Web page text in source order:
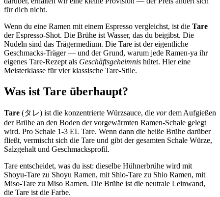
für dich nicht.
Wenn du eine Ramen mit einem Espresso vergleichst, ist die Tare
der Espresso-Shot. Die Brühe ist Wasser, das du beigibst. Die
Nudeln sind das Trägermedium. Die Tare ist der eigentliche
Geschmacks-Träger — und der Grund, warum jede Ramen-ya ihr
eigenes Tare-Rezept als Geschäftsgeheimnis hütet. Hier eine
Meisterklasse für vier klassische Tare-Stile.
Was ist Tare überhaupt?
Tare (タレ) ist die konzentrierte Würzsauce, die vordem Aufgießen
der Brühe an den Boden der vorgewärmten Ramen-Schale gelegt
wird. Pro Schale 1-3 EL Tare. Wenn dann die heiße Brühe darüber
fließt, vermischt sich die Tare und gibt der gesamten Schale Würze,
Salzgehalt und Geschmacksprofil.
Tare entscheidet, was du isst: dieselbe Hühnerbrühe wird mit
Shoyu-Tare zu Shoyu Ramen, mit Shio-Tare zu Shio Ramen, mit
Miso-Tare zu Miso Ramen. Die Brühe ist die neutrale Leinwand,
die Tare ist die Farbe.